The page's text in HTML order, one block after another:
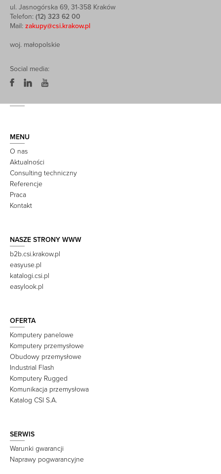
ul. Jasnogórska 69, 31-358 Kraków
Telefon: (12) 323 62 00
Mail: zakupy@csi.krakow.pl
woj. małopolskie
Social media:
MENU
O nas
Aktualności
Consulting techniczny
Referencje
Praca
Kontakt
NASZE STRONY WWW
b2b.csi.krakow.pl
easyuse.pl
katalogi.csi.pl
easylook.pl
OFERTA
Komputery panelowe
Komputery przemysłowe
Obudowy przemysłowe
Industrial Flash
Komputery Rugged
Komunikacja przemysłowa
Katalog CSI S.A.
SERWIS
Warunki gwarancji
Naprawy pogwarancyjne